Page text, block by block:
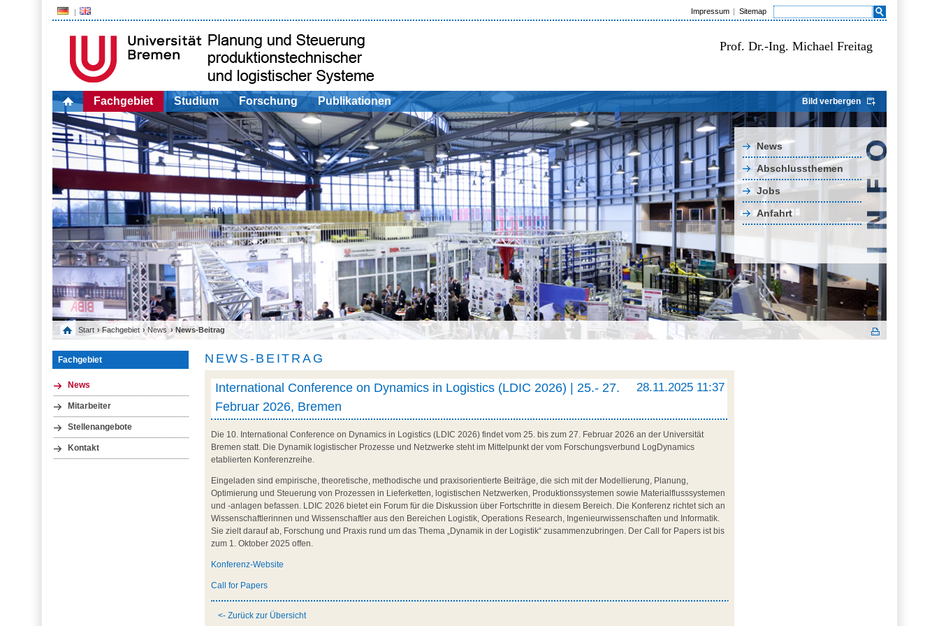
Impressum Sitemap
Prof. Dr.-Ing. Michael Freitag
Fachgebiet Studium Forschung Publikationen Bild verbergen
News
Abschlussthemen
Jobs
Anfahrt
Start › Fachgebiet ›News › News-Beitrag
Fachgebiet
News
Mitarbeiter
Stellenangebote
Kontakt
NEWS-BEITRAG
28.11.2025 11:37
International Conference on Dynamics in Logistics (LDIC 2026) | 25.- 27.
Februar 2026, Bremen
Die 10. International Conference on Dynamics in Logistics (LDIC 2026) findet vom 25. bis zum 27. Februar 2026 an der Universität
Bremen statt. Die Dynamik logistischer Prozesse und Netzwerke steht im Mittelpunkt der vom Forschungsverbund LogDynamics
etablierten Konferenzreihe.
Eingeladen sind empirische, theoretische, methodische und praxisorientierte Beiträge, die sich mit der Modellierung, Planung,
Optimierung und Steuerung von Prozessen in Lieferketten, logistischen Netzwerken, Produktionssystemen sowie Materialflusssystemen
und -anlagen befassen. LDIC 2026 bietet ein Forum für die Diskussion über Fortschritte in diesem Bereich. Die Konferenz richtet sich an
Wissenschaftlerinnen und Wissenschaftler aus den Bereichen Logistik, Operations Research, Ingenieurwissenschaften und Informatik.
Sie zielt darauf ab, Forschung und Praxis rund um das Thema „Dynamik in der Logistik“ zusammenzubringen. Der Call for Papers ist bis
zum 1. Oktober 2025 offen.
Konferenz-Website
Call for Papers
<- Zurück zur Übersicht